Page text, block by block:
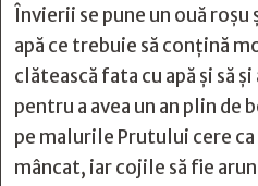
Învierii se pune un ouă
apă ce trebuie să conţină
clătească fata cu apă şi să
pentru a avea un an plin
pe malurile Prutului cere ca
mâncat, iar cojile să fie